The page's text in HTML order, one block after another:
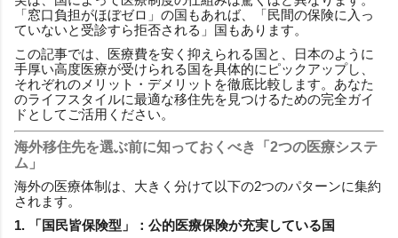
「窓口負担がほぼゼロ」の国もあれば、「民間の保険に入っ
ていないと受診すら拒否される」国もあります。
この記事では、医療費を安く抑えられる国と、日本のように
手厚い高度医療が受けられる国を具体的にピックアップし、
それぞれのメリット・デメリットを徹底比較します。あなた
のライフスタイルに最適な移住先を見つけるための完全ガイ
ドとしてご活用ください。
海外移住先を選ぶ前に知っておくべき「2つの医療システ
ム」
海外の医療体制は、大きく分けて以下の2つのパターンに集約
されます。
1. 「国民皆保険型」：公的医療保険が充実している国